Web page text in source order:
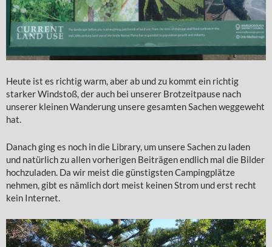
Heute ist es richtig warm, aber ab und zu kommt ein richtig
starker Windstoß, der auch bei unserer Brotzeitpause nach
unserer kleinen Wanderung unsere gesamten Sachen weggeweht
hat.
Danach ging es noch in die Library, um unsere Sachen zu laden
und natürlich zu allen vorherigen Beiträgen endlich mal die Bilder
hochzuladen. Da wir meist die günstigsten Campingplätze
nehmen, gibt es nämlich dort meist keinen Strom und erst recht
kein Internet.